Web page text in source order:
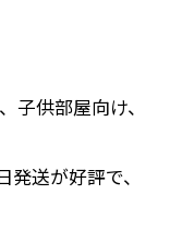
子供部屋向け、
送が好評で、